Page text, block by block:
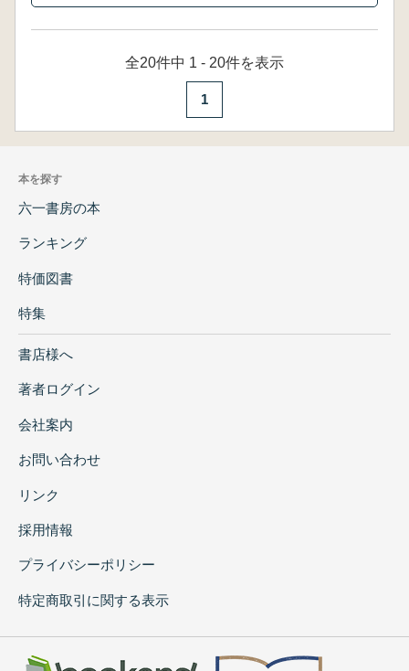
全20件中 1 - 20件を表示
1
本を探す
六一書房の本
ランキング
特価図書
特集
書店様へ
著者ログイン
会社案内
お問い合わせ
リンク
採用情報
プライバシーポリシー
特定商取引に関する表示